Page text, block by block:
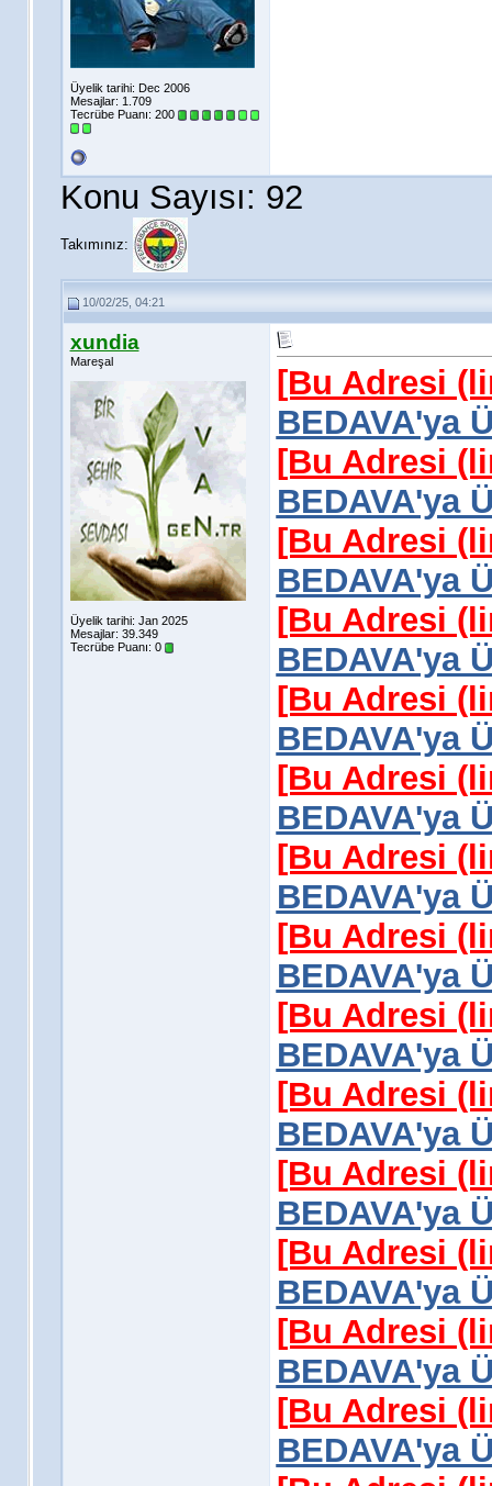
Üyelik tarihi: Dec 2006
Mesajlar: 1.709
Tecrübe Puanı: 200
Konu Sayısı: 92
Takımınız:
10/02/25, 04:21
xundia
Mareşal
Üyelik tarihi: Jan 2025
Mesajlar: 39.349
Tecrübe Puanı: 0
[Bu Adresi
BEDAVA'ya
[Bu Adresi
BEDAVA'ya
[Bu Adresi
BEDAVA'ya
[Bu Adresi
BEDAVA'ya
[Bu Adresi
BEDAVA'ya
[Bu Adresi
BEDAVA'ya
[Bu Adresi
BEDAVA'ya
[Bu Adresi
BEDAVA'ya
[Bu Adresi
BEDAVA'ya
[Bu Adresi
BEDAVA'ya
[Bu Adresi
BEDAVA'ya
[Bu Adresi
BEDAVA'ya
[Bu Adresi
BEDAVA'ya
[Bu Adresi
BEDAVA'ya